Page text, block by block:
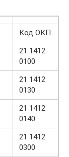
Код ОКП
21 1412
0100
21 1412
0130
21 1412
0140
21 1412
0300